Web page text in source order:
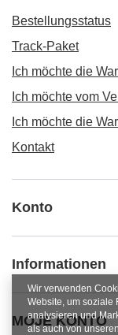
Bestellungsstatus
Track-Paket
Ich möchte die
Ich möchte vom
Ich möchte die
Kontakt
Konto
Informationen
MOJE KONTO
Wir verwenden
Website, um soziale
analysieren und
als auch von